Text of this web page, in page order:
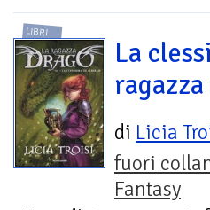
LIBRI
La
di Licia
fuori
Fantasy